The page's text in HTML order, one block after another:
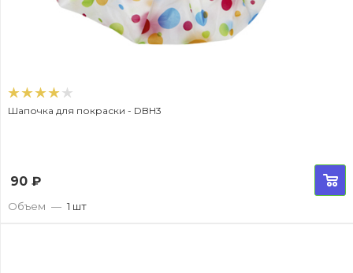
Шапочка для покраски - DBH3
90 ₽
Объем — 1 шт